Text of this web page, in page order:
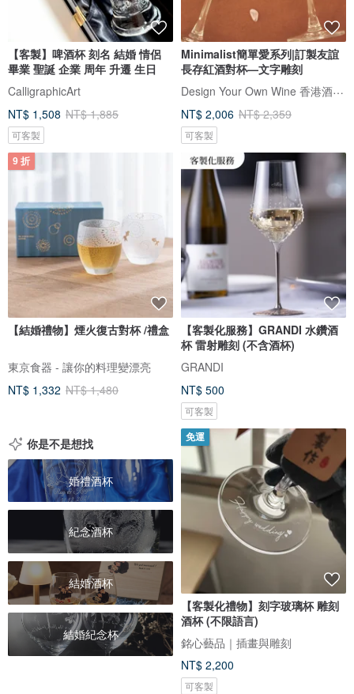
【客製】啤酒杯 刻名 結婚 情侶
畢業 聖誕 企業 周年 升遷 生日
CalligraphicArt
NT$ 1,508 NT$ 1,885
可客製
Minimalist簡單愛系列|訂製友誼
長存紅酒對杯—文字雕刻
Design Your Own Wine 香港酒瓶雕刻禮品專門店
NT$ 2,006 NT$ 2,359
可客製
9 折
【結婚禮物】煙火復古對杯 /禮盒
東京食器 - 讓你的料理變漂亮
NT$ 1,332 NT$ 1,480
【客製化服務】GRANDI 水鑽酒
杯 雷射雕刻 (不含酒杯)
GRANDI
NT$ 500
可客製
你是不是想找
婚禮酒杯
紀念酒杯
結婚酒杯
結婚紀念杯
免運
【客製化禮物】刻字玻璃杯 雕刻
酒杯 (不限語言)
銘心藝品｜插畫與雕刻
NT$ 2,200
可客製